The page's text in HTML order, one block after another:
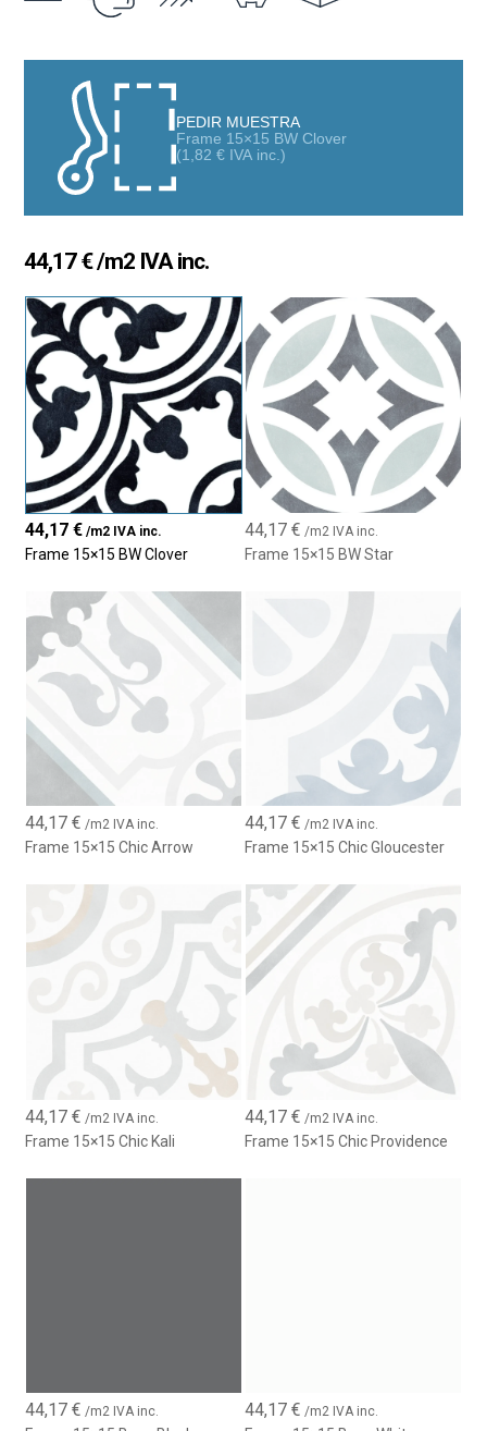
equilibrio visual. Además, ofrece un excelente comportamiento
en espacios residenciales y comerciales.
Las piezas de la serie Frame 15 presentandiseños
geométricos y ornamentales
llenos de carácter. El
15x15 cm permite crear múltiples combinaciones. Se pueden
realizar composiciones continuas o mezclas personalizadas
transforma cualquier ambiente. Es perfecta para cocinas,
baños, salones, terrazas o zonas de paso. Se adapta con
facilidad a estilos clásicos y contemporáneos.
Fabricado en porcelánico de alta calidad
, Frame 15 garantiza
resistencia, durabilidad y fácil mantenimiento. Es una opción
segura para espacios de uso intensivo y proyectos decorativos
exigentes.
Ideal para:
Suelos y paredes interiores y exteriores
Terrazas, patios y zonas de paso
Proyectos residenciales y comerciales
PEDIR MUESTRA
Frame 15×15 BW Clover
(1,82 € IVA inc.)
44,17€/m2 IVA inc.
44,17€ /m2 IVA inc.
Frame 15×15 BW Clover
44,17 € /m2 IVA inc.
Frame 15×15 BW Star
44,17€ /m2 IVA inc.
Frame 15×15 Chic Arrow
44,17 € /m2 IVA inc.
Frame 15×15 Chic Gloucester
44,17€ /m2 IVA inc.
Frame 15×15 Chic Kali
44,17 € /m2 IVA inc.
Frame 15×15 Chic Providence
44,17€ /m2 IVA inc. 44,17 € /m2 IVA inc.